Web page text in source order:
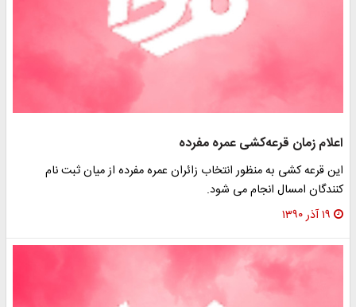
اعلام زمان قرعه‌کشی عمره مفرده
این قرعه کشی به منظور انتخاب زائران عمره مفرده از میان ثبت نام
کنندگان امسال انجام می شود.
۱۹ آذر ۱۳۹۰